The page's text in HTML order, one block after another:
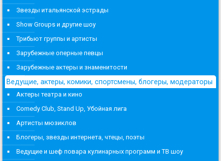
Звезды итальянской эстрады
Show Groups и другие шоу
Трибьют группы и артисты
Зарубежные оперные певцы
Зарубежные актеры и знаменитости
Ведущие, актеры, комики, спортсмены, блогеры, модераторы
Актеры театра и кино
Comedy Club, Stand Up, Убойная лига
Артисты мюзиклов
Блогеры, звезды интернета, чтецы, поэты
Ведущие и шеф повара кулинарных программ и ТВ шоу